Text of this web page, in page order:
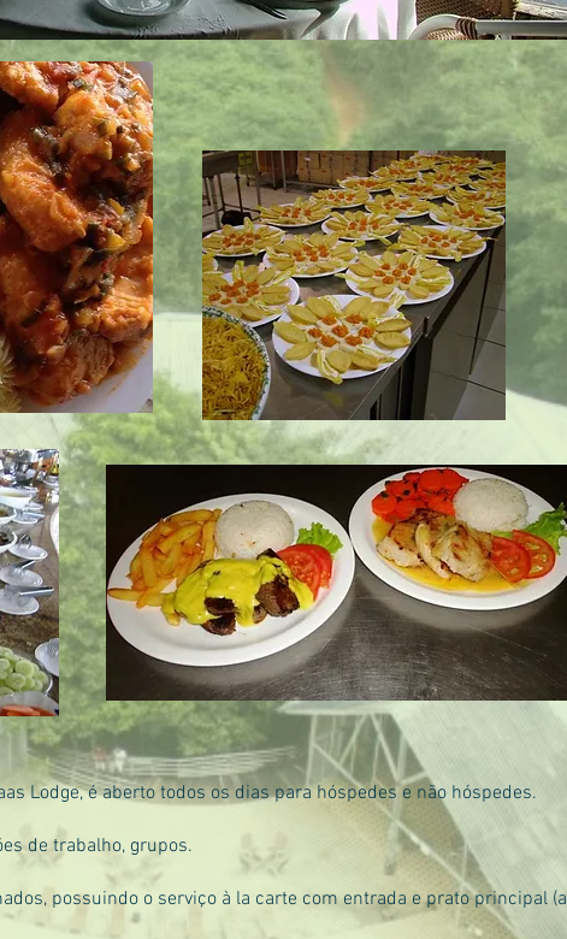
Lodge, é aberto todos os dias para hóspedes e não hóspedes.
de trabalho, grupos.
possuindo o serviço à la carte com entrada e prato principal (a